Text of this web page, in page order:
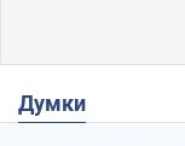
Думки